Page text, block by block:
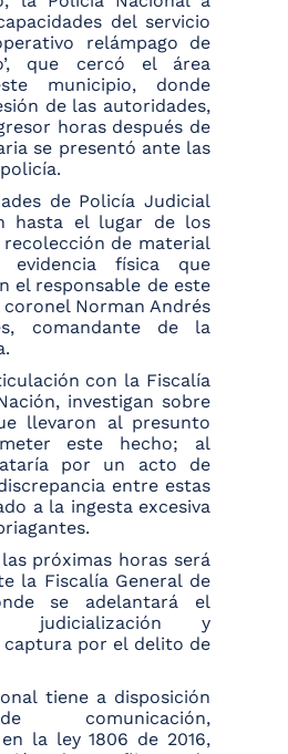
del servicio
relámpago de
que cercó el área
municipio, donde
de las autoridades,
horas después de
se presentó ante las
de Policía Judicial
hasta el lugar de los
de material
física que
el responsable de este
coronel Norman Andrés
comandante de la
con la Fiscalía
investigan sobre
llevaron al presunto
este hecho; al
por un acto de
entre estas
a la ingesta excesiva
próximas horas será
la Fiscalía General de
se adelantará el
judicialización y
captura por el delito de
tiene a disposición
comunicación,
la ley 1806 de 2016,